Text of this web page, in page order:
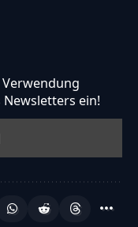
option:
what you hear.
ein!